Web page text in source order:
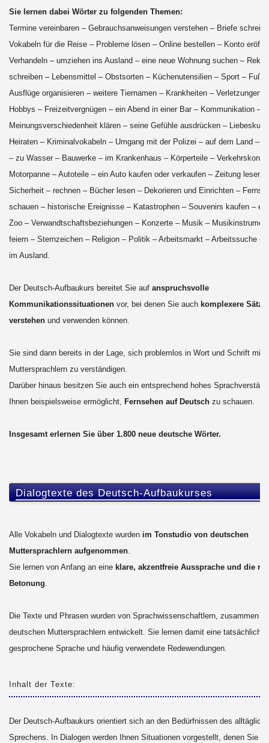
Sie lernen dabei Wörter zu folgenden Themen:
Termine vereinbaren – Gebrauchsanweisungen verstehen – Briefe
Vokabeln für die Reise – Probleme lösen – Online bestellen – Konto
Verhandeln – umziehen ins Ausland – eine neue Wohnung suchen –
schreiben – Lebensmittel – Obstsorten – Küchenutensilien – Sport –
Ausflüge organisieren – weitere Tiernamen – Krankheiten – Verletzungen
Hobbys – Freizeitvergnügen – ein Abend in einer Bar – Kommunikation –
Meinungsverschiedenheit klären – seine Gefühle ausdrücken –
Heiraten – Kriminalvokabeln – Umgang mit der Polizei – auf dem Land –
– zu Wasser – Bauwerke – im Krankenhaus – Körperteile –
Motorpanne – Autoteile – ein Auto kaufen oder verkaufen – Zeitung lesen –
Sicherheit – rechnen – Bücher lesen – Dekorieren und Einrichten –
schauen – historische Ereignisse – Katastrophen – Souvenirs kaufen –
Zoo – Verwandtschaftsbeziehungen – Konzerte – Musik –
feiern – Sternzeichen – Religion – Politik – Arbeitsmarkt – Arbeitssuche –
im Ausland.
Der Deutsch-Aufbaukurs bereitet Sie auf anspruchsvolle
Kommunikationssituationenvor, bei denen Sie auch komplexere Sätze
verstehenund verwenden können.
Sie sind dann bereits in der Lage, sich problemlos in Wort und Schrift mit
Muttersprachlern zu verständigen.
Darüber hinaus besitzen Sie auch ein entsprechend hohes
Ihnen beispielsweise ermöglicht, Fernsehen auf Deutschzu schauen.
Insgesamt erlernen Sie über 1.800 neue deutsche Wörter.
Dialogtexte des Deutsch-Aufbaukurses
Alle Vokabeln und Dialogtexte wurden im Tonstudio von deutschen
Muttersprachlern aufgenommen.
Sie lernen von Anfang an eine klare, akzentfreie Aussprache und die
Betonung.
Die Texte und Phrasen wurden von Sprachwissenschaftlern, zusammen
deutschen Muttersprachlern entwickelt. Sie lernen damit eine tatsächlich
gesprochene Sprache und häufig verwendete Redewendungen.
Inhalt der Texte:
Der Deutsch-Aufbaukurs orientiert sich an den Bedürfnissen des
Sprechens. In Dialogen werden Ihnen Situationen vorgestellt, denen Sie